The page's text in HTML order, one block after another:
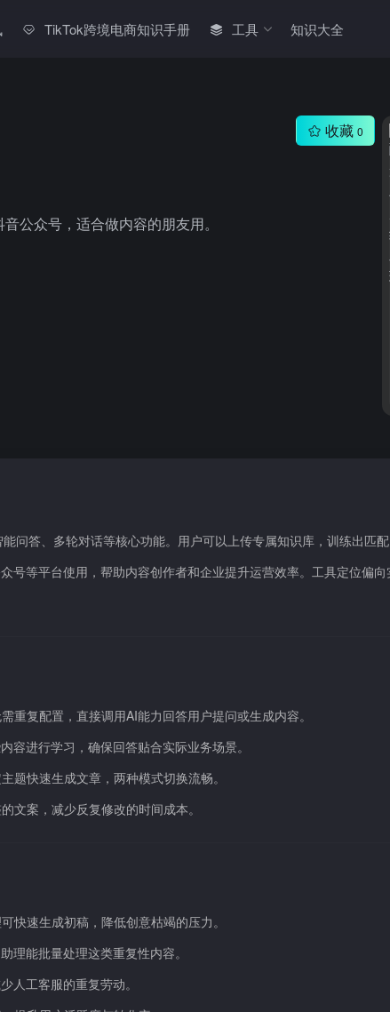
TikTok跨境电商知识手册 工具 知识大全
收藏 0
公众号，适合做内容的朋友用。
问答、多轮对话等核心功能。用户可以上传专属知识库，训练出匹
号等平台使用，帮助内容创作者和企业提升运营效率。工具定位偏向
重复配置，直接调用AI能力回答用户提问或生成内容。
容进行学习，确保回答贴合实际业务场景。
题快速生成文章，两种模式切换流畅。
文案，减少反复修改的时间成本。
快速生成初稿，降低创意枯竭的压力。
理能批量处理这类重复性内容。
人工客服的重复劳动。